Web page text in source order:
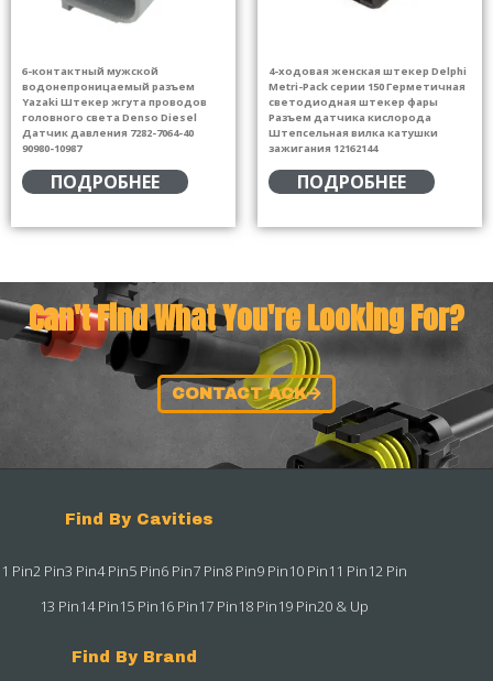
6-контактный мужской
водонепроницаемый разъем
Yazaki Штекер жгута проводов
головного света Denso Diesel
Датчик давления 7282-7064-40
90980-10987
ПОДРОБНЕЕ
4-ходовая женская штекер Delphi
Metri-Pack серии 150 Герметичная
светодиодная штекер фары
Разъем датчика кислорода
Штепсельная вилка катушки
зажигания 12162144
ПОДРОБНЕЕ
Can't Find What You're Looking For?
CONTACT ACK
Find By Cavities
1 Pin2 Pin3 Pin4 Pin5 Pin6 Pin7 Pin8 Pin9 Pin10 Pin11 Pin12 Pin
13 Pin14 Pin15 Pin16 Pin17 Pin18 Pin19 Pin20 & Up
Find By Brand